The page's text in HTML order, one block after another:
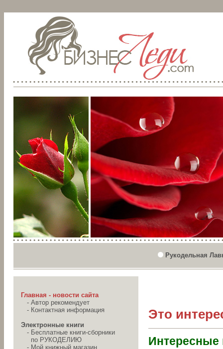
Рукодельная
Главная - новости сайта
- Автор рекомендует
- Контактная информация
Электронные книги
- Бесплатные книги-сборники
по РУКОДЕЛИЮ
- Мой книжный магазин
Это
Интересные